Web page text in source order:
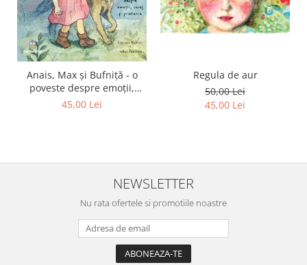
Anais, Max și Bufniță - o
poveste despre emoții,
curaj și prietenie
45,00 Lei
Regula de aur
50,00 Lei
45,00 Lei
NEWSLETTER
Nu rata ofertele si promotiile noastre